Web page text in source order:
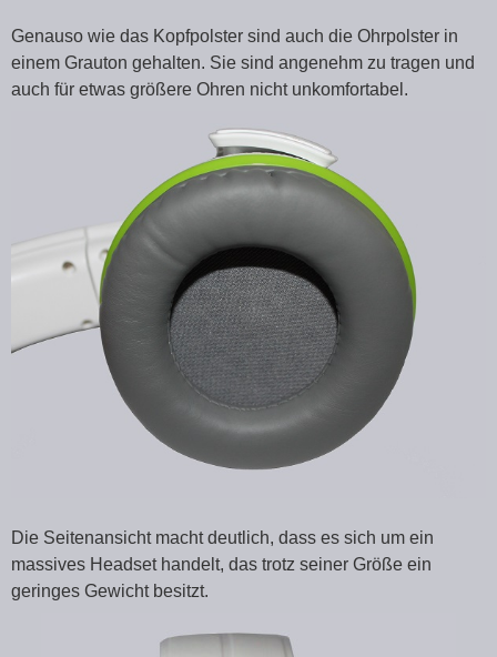
Genauso wie das Kopfpolster sind auch die Ohrpolster in
einem Grauton gehalten. Sie sind angenehm zu tragen und
auch für etwas größere Ohren nicht unkomfortabel.
Die Seitenansicht macht deutlich, dass es sich um ein
massives Headset handelt, das trotz seiner Größe ein
geringes Gewicht besitzt.